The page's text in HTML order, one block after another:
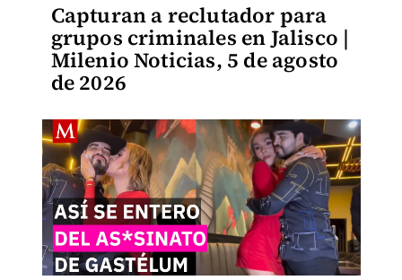
Capturan a reclutador para
grupos criminales en Jalisco |
Milenio Noticias, 5 de agosto
de 2026